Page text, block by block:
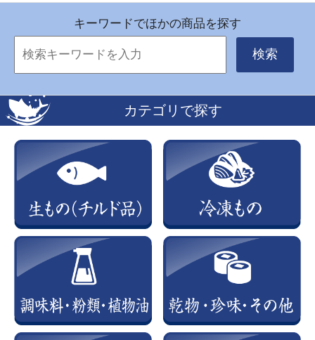
キーワードでほかの商品を探す
検索
カテゴリで探す